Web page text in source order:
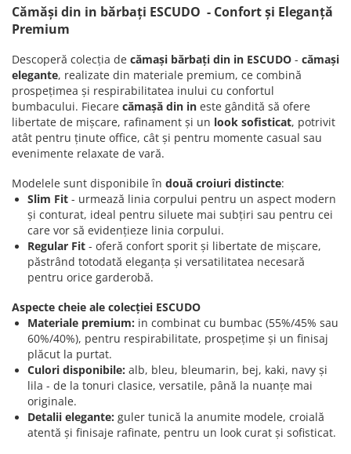
Cămăși din in bărbați ESCUDO - Confort și Eleganță
Premium
Descoperă colecția de cămași bărbați din in ESCUDO - cămași
elegante, realizate din materiale premium, ce combină
prospețimea și respirabilitatea inului cu confortul
bumbacului. Fiecare cămașă din in este gândită să ofere
libertate de mișcare, rafinament și un look sofisticat, potrivit
atât pentru ținute office, cât și pentru momente casual sau
evenimente relaxate de vară.
Modelele sunt disponibile în două croiuri distincte:
Slim Fit - urmează linia corpului pentru un aspect modern
și conturat, ideal pentru siluete mai subțiri sau pentru cei
care vor să evidențieze linia corpului.
Regular Fit - oferă confort sporit și libertate de mișcare,
păstrând totodată eleganța și versatilitatea necesară
pentru orice garderobă.
Aspecte cheie ale colecției ESCUDO
Materiale premium: in combinat cu bumbac (55%/45% sau
60%/40%), pentru respirabilitate, prospețime și un finisaj
plăcut la purtat.
Culori disponibile: alb, bleu, bleumarin, bej, kaki, navy și
lila - de la tonuri clasice, versatile, până la nuanțe mai
originale.
Detalii elegante: guler tunică la anumite modele, croială
atentă și finisaje rafinate, pentru un look curat și sofisticat.